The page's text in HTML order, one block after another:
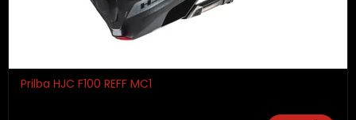
Prilba HJC F100 REFF MC1